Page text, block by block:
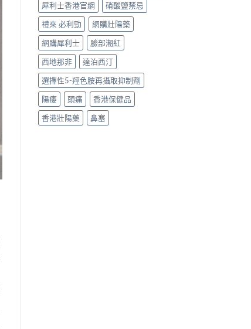
犀利士香港官網
硝酸鹽禁忌
禮來 必利勁
網購壯陽藥
網購犀利士
臉部潮紅
西地那非
達泊西汀
選擇性5-羥色胺再攝取抑制劑
陽痿
頭痛
香港保健品
香港壯陽藥
鼻塞